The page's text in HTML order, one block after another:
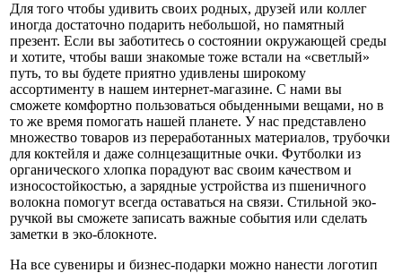
Для того чтобы удивить своих родных, друзей или коллег
иногда достаточно подарить небольшой, но памятный
презент. Если вы заботитесь о состоянии окружающей среды
и хотите, чтобы ваши знакомые тоже встали на «светлый»
путь, то вы будете приятно удивлены широкому
ассортименту в нашем интернет-магазине. С нами вы
сможете комфортно пользоваться обыденными вещами, но в
то же время помогать нашей планете. У нас представлено
множество товаров из переработанных материалов, трубочки
для коктейля и даже солнцезащитные очки. Футболки из
органического хлопка порадуют вас своим качеством и
износостойкостью, а зарядные устройства из пшеничного
волокна помогут всегда оставаться на связи. Стильной эко-
ручкой вы сможете записать важные события или сделать
заметки в эко-блокноте.
На все сувениры и бизнес-подарки можно нанести логотип